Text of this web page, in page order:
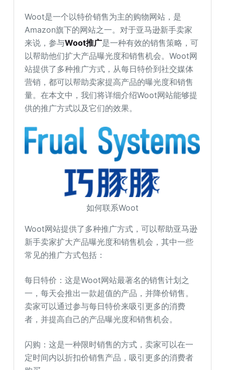
Woot是一个以特价销售为主的购物网站，是
Amazon旗下的网站之一。对于亚马逊新手卖家
来说，参与Woot推广是一种有效的销售策略，可
以帮助他们扩大产品曝光度和销售机会。Woot网
站提供了多种推广方式，从每日特价到社交媒体
营销，都可以帮助卖家提高产品的曝光度和销售
量。在本文中，我们将详细介绍Woot网站能够提
供的推广方式以及它们的效果。
如何联系Woot
Woot网站提供了多种推广方式，可以帮助亚马逊
新手卖家扩大产品曝光度和销售机会，其中一些
常见的推广方式包括：
每日特价：这是Woot网站最著名的销售计划之
一，每天会推出一款超值的产品，并降价销售。
卖家可以通过参与每日特价来吸引更多的消费
者，并提高自己的产品曝光度和销售机会。
闪购：这是一种限时销售的方式，卖家可以在一
定时间内以折扣价销售产品，吸引更多的消费者